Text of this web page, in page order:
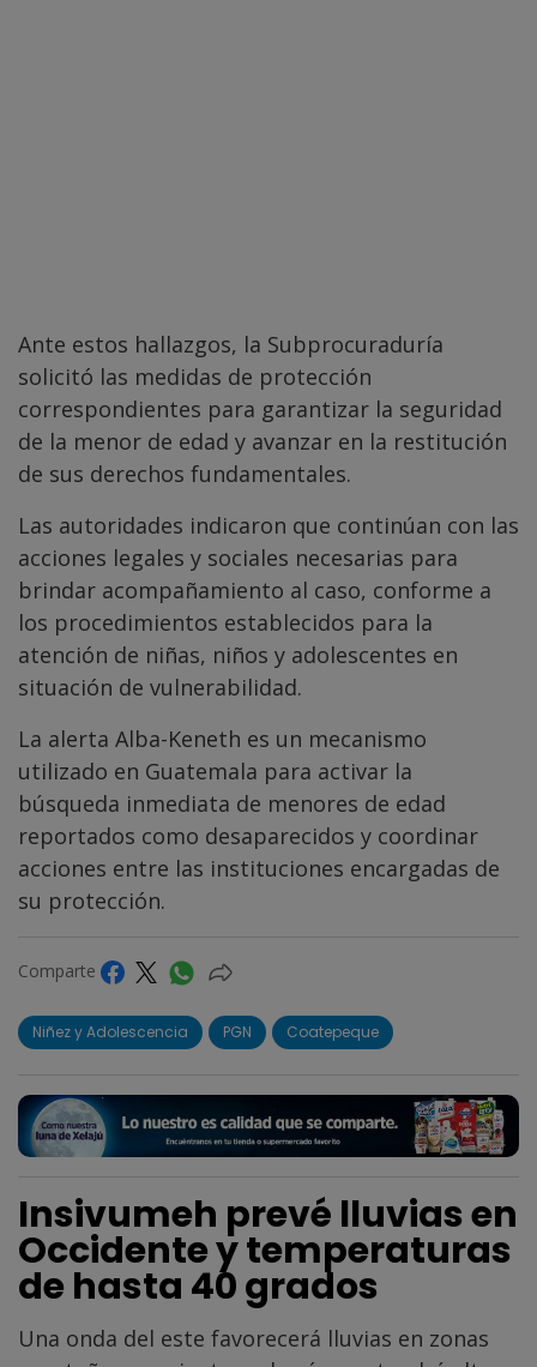
Ante estos hallazgos, la Subprocuraduría
solicitó las medidas de protección
correspondientes para garantizar la seguridad
de la menor de edad y avanzar en la restitución
de sus derechos fundamentales.
Las autoridades indicaron que continúan con las
acciones legales y sociales necesarias para
brindar acompañamiento al caso, conforme a
los procedimientos establecidos para la
atención de niñas, niños y adolescentes en
situación de vulnerabilidad.
La alerta Alba-Keneth es un mecanismo
utilizado en Guatemala para activar la
búsqueda inmediata de menores de edad
reportados como desaparecidos y coordinar
acciones entre las instituciones encargadas de
su protección.
Comparte
Niñez y Adolescencia PGN Coatepeque
Insivumeh prevé lluvias en
Occidente y temperaturas
de hasta 40 grados
Una onda del este favorecerá lluvias en zonas